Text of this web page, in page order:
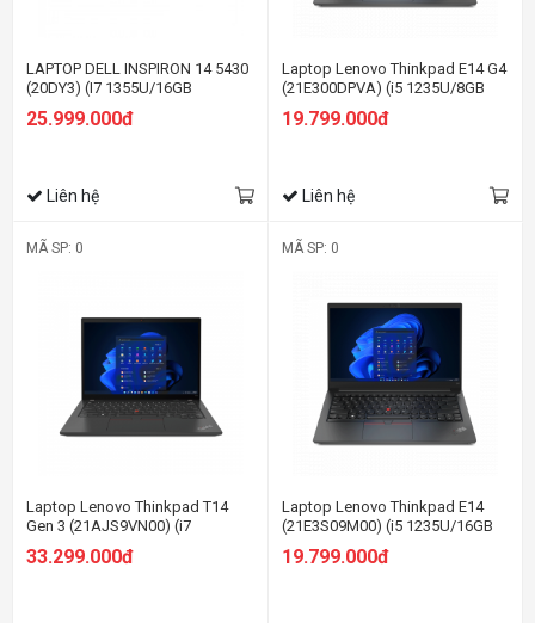
LAPTOP DELL INSPIRON 14 5430
(20DY3) (I7 1355U/16GB
FHD+/WIN11/OFFICE
25.999.000đ
Liên hệ
Laptop Lenovo Thinkpad E14 G4
(21E300DPVA) (i5 1235U/8GB
Đen)
19.799.000đ
Liên hệ
MÃ SP: 0
Laptop Lenovo Thinkpad T14
Gen 3 (21AJS9VN00) (i7
1255U/16GB RAM/512GB
SSD/14 WUXGA/Dos/Đen)
33.299.000đ
MÃ SP: 0
Laptop Lenovo Thinkpad E14
(21E3S09M00) (i5 1235U/16GB
RAM/512GB SSD/14.0 FHD/Dos/
Đen)
19.799.000đ